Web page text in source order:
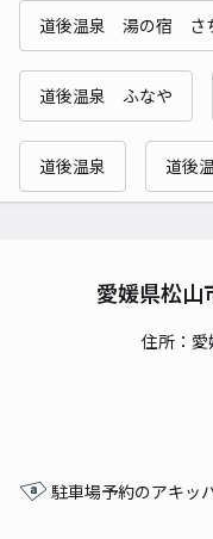
道後温泉 湯の宿 さ
道後温泉 ふなや
道後温泉 道後
愛媛県松山
住所：
駐車場予約のアキッ